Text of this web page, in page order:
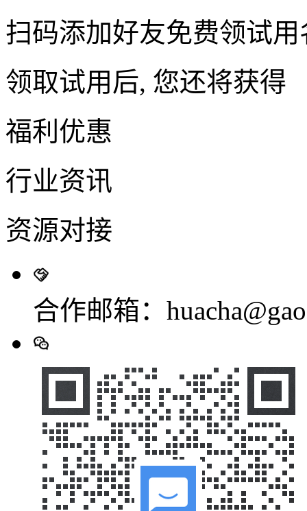
扫码添加好友免费领试用
领取试用后, 您还将获得
福利优惠
行业资讯
资源对接
合作邮箱：